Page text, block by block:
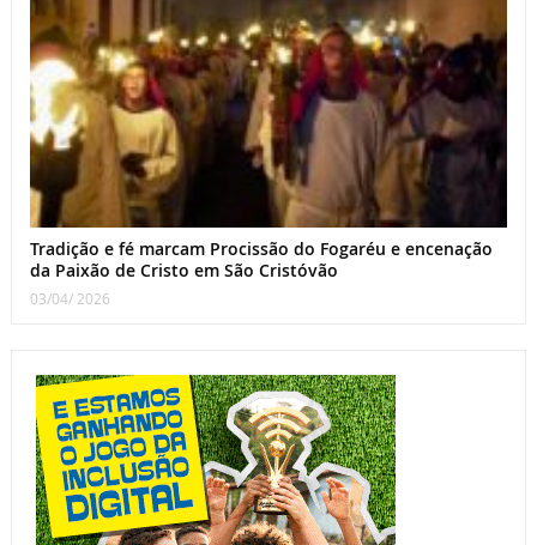
Tradição e fé marcam Procissão do Fogaréu e encenação
da Paixão de Cristo em São Cristóvão
03/04/ 2026